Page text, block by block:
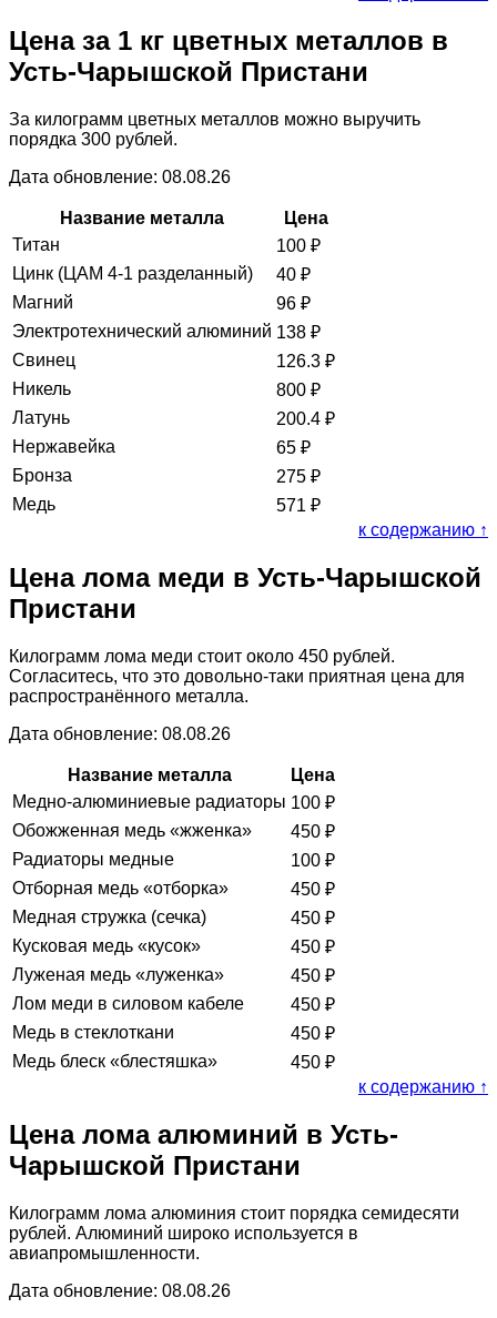
Цена за 1 кг цветных металлов в
Усть-Чарышской Пристани
За килограмм цветных металлов можно выручить
порядка 300 рублей.
Дата обновление: 08.08.26
Название металла
Цена
Титан
100 ₽
Цинк (ЦАМ 4-1 разделанный)
40 ₽
Магний
96 ₽
Электротехнический алюминий 138 ₽
Свинец
126.3 ₽
Никель
800 ₽
Латунь
200.4 ₽
Нержавейка
65 ₽
Бронза
275 ₽
Медь
571 ₽
к содержанию ↑
Цена лома меди в Усть-Чарышской
Пристани
Килограмм лома меди стоит около 450 рублей.
Согласитесь, что это довольно-таки приятная цена для
распространённого металла.
Дата обновление: 08.08.26
Название металла
Цена
Медно-алюминиевые радиаторы 100 ₽
Обожженная медь «жженка»
450 ₽
Радиаторы медные
100 ₽
Отборная медь «отборка»
450 ₽
Медная стружка (сечка)
450 ₽
Кусковая медь «кусок»
450 ₽
Луженая медь «луженка»
450 ₽
Лом меди в силовом кабеле
450 ₽
Медь в стеклоткани
450 ₽
Медь блеск «блестяшка»
450 ₽
к содержанию ↑
Цена лома алюминий в Усть-
Чарышской Пристани
Килограмм лома алюминия стоит порядка семидесяти
рублей. Алюминий широко используется в
авиапромышленности.
Дата обновление: 08.08.26